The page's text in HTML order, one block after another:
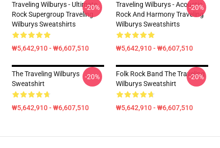
Traveling Wilburys - Ultimate
Rock Supergroup Traveling
Wilburys Sweatshirts
₩5,642,910 - ₩6,607,510
-20%
Traveling Wilburys - Acoustic
Rock And Harmony Traveling
Wilburys Sweatshirts
₩5,642,910 - ₩6,607,510
-20%
The Traveling Wilburys
Sweatshirt
₩5,642,910 - ₩6,607,510
-20%
Folk Rock Band The Traveling
Wilburys Sweatshirt
₩5,642,910 - ₩6,607,510
-20%